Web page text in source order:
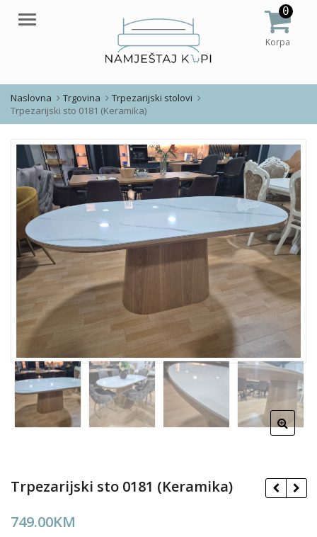
Meni
0
Korpa
Naslovna Trgovina
Trpezarijski stolovi
Trpezarijski sto 0181 (Keramika)
Trpezarijski sto 0181 (Keramika)
749.00KM